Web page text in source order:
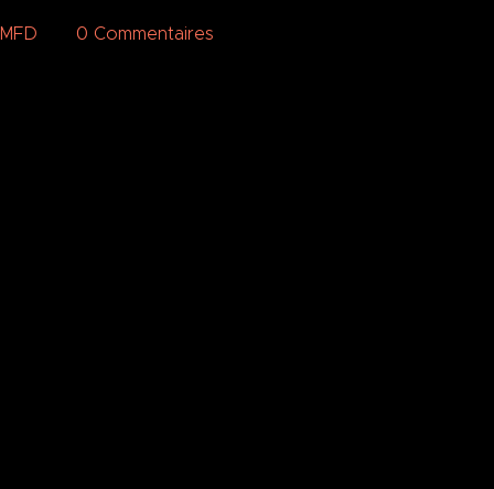
0 Commentaires